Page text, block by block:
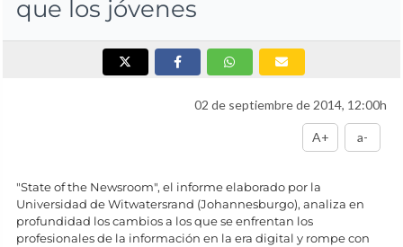
que los jóvenes
02 de septiembre de 2014, 12:00h
A+ a-
"State of the Newsroom", el informe elaborado por la
Universidad de Witwatersrand (Johannesburgo), analiza en
profundidad los cambios a los que se enfrentan los
profesionales de la información en la era digital y rompe con